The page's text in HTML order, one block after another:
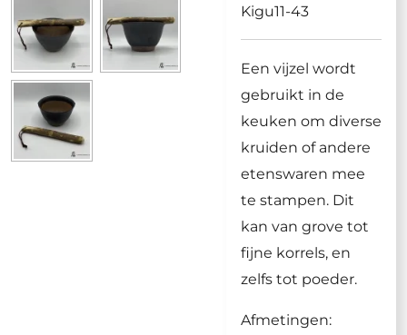
Kigu11-43
Een vijzel wordt
gebruikt in de
keuken om diverse
kruiden of andere
etenswaren mee
te stampen. Dit
kan van grove tot
fijne korrels, en
zelfs tot poeder.
Afmetingen: